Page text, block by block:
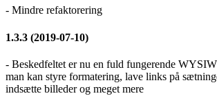
- Mindre refaktorering
1.3.3 (2019-07-10)
- Beskedfeltet er nu en fuld fungerende
man kan styre formatering, lave links på
indsætte billeder og meget mere